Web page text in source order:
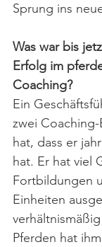
Sprung ins
Was war bis
Erfolg im
Coaching?
Ein
zwei
hat, dass er
hat. Er hat viel
Fortbildungen
Einheiten
Pferden hat